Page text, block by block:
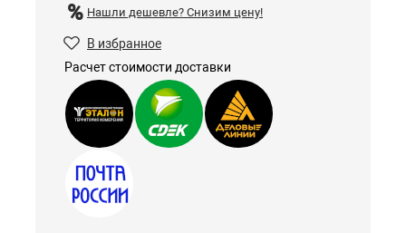
Нашли дешевле? Снизим цену!
В избранное
Расчет стоимости доставки